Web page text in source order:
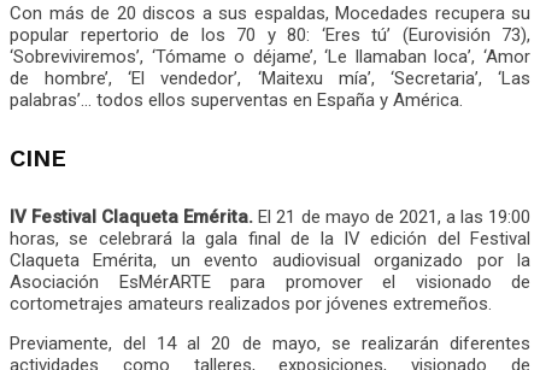
Con más de 20 discos a sus espaldas, Mocedades recupera su
popular repertorio de los 70 y 80: ‘Eres tú’ (Eurovisión 73),
‘Sobreviviremos’, ‘Tómame o déjame’, ‘Le llamaban loca’, ‘Amor
de hombre’, ‘El vendedor’, ‘Maitexu mía’, ‘Secretaria’, ‘Las
palabras’… todos ellos superventas en España y América.
CINE
IV Festival Claqueta Emérita.El 21 de mayo de 2021, a las 19:00
horas, se celebrará la gala final de la IV edición del Festival
Claqueta Emérita, un evento audiovisual organizado por la
Asociación EsMérARTE para promover el visionado de
cortometrajes amateurs realizados por jóvenes extremeños.
Previamente, del 14 al 20 de mayo, se realizarán diferentes
actividades como talleres, exposiciones, visionado de